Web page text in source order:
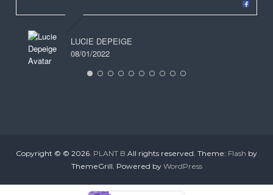
LUCIE DEPEIGE
08/01/2022
Copyright © © 2026. PLANT B All rights reserved. Theme: Flash by
ThemeGrill. Powered by WordPress